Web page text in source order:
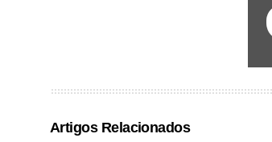
Artigos Relacionados